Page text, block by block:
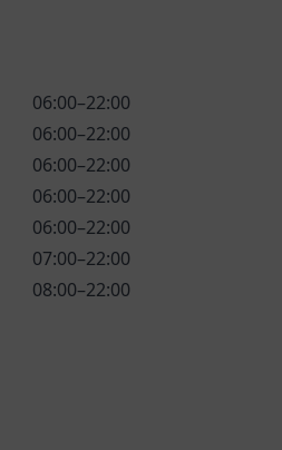
06:00–22:00
06:00–22:00
06:00–22:00
06:00–22:00
06:00–22:00
07:00–22:00
08:00–22:00